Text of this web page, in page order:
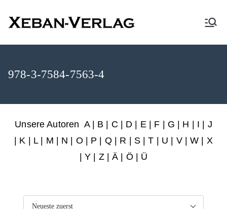
XEBAN-Verlag
978-3-7584-7563-4
Unsere Autoren A| B C D E| F G H I
J
K L| M N O P Q| R S |T U V|W
X
Y Z|Ä | Ö | Ü